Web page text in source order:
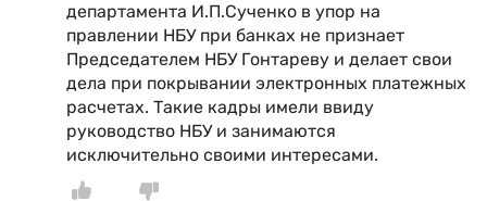
департамента И.П.Сученко в упор на
правлении НБУ при банках не признает
Председателем НБУ Гонтареву и делает свои
дела при покрывании электронных платежных
расчетах. Такие кадры имели ввиду
руководство НБУ и занимаются
исключительно своими интересами.